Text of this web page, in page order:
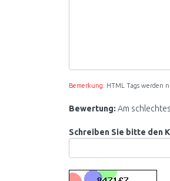
Bemerkung: HTML Tags werden
Bewertung: Am
Schreiben Sie bitte den